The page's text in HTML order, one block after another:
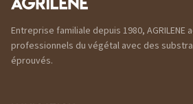
Entreprise familiale depuis 1980, AGRILENE
professionnels du végétal avec des
éprouvés.